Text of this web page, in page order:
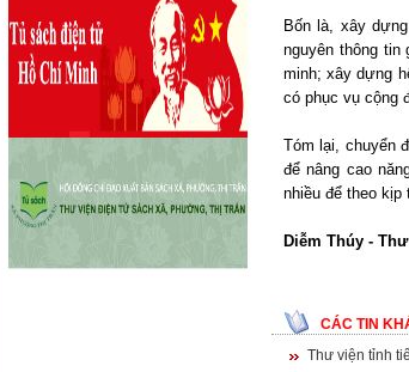
Bốn là, xây
nguyên thông
minh; xây dựng
có phục vụ cộng
Tóm lại, chuyển
để nâng cao
nhiều để theo kịp
Diễm Thúy -
CÁC TIN
Thư viện tỉnh